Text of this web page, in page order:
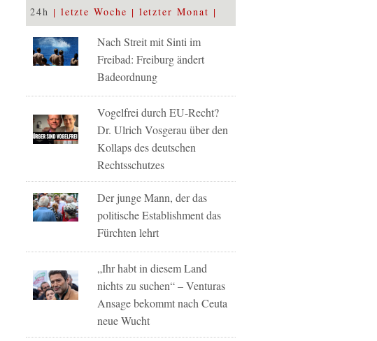
24h letzte Woche letzter Monat
Nach Streit mit Sinti im
Freibad: Freiburg ändert
Badeordnung
Vogelfrei durch EU-Recht?
Dr. Ulrich Vosgerau über den
Kollaps des deutschen
Rechtsschutzes
Der junge Mann, der das
politische Establishment das
Fürchten lehrt
„Ihr habt in diesem Land
nichts zu suchen“ – Venturas
Ansage bekommt nach Ceuta
neue Wucht